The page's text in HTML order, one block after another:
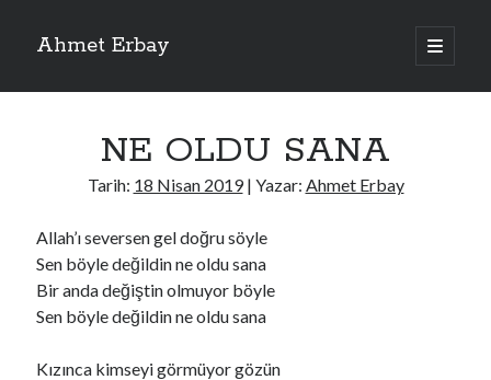
Ahmet Erbay
ana
menüyü
Yan
ELİF BENİ BIRAKMA
ÖLÜM GELSİN
DOĞRU YOLDAN ÇIKAMAM
Son Yorumlar
BAĞIŞLA ADINIiçin dario72
NE OLDU SANA
Tarih: 18 Nisan 2019| Yazar: Ahmet Erbay
Allah’ı seversen gel doğru söyle
Sen böyle değildin ne oldu sana
Bir anda değiştin olmuyor böyle
Sen böyle değildin ne oldu sana
Kızınca kimseyi görmüyor gözün